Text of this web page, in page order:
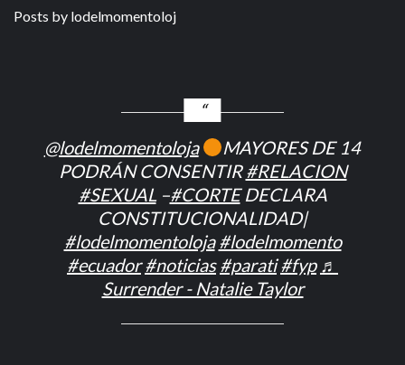
Posts by lodelmomentoloj
@lodelmomentoloja
MAYORES DE 14
PODRÁN CONSENTIR#RELACION
#SEXUAL–#CORTEDECLARA
CONSTITUCIONALIDAD|
#lodelmomentoloja #lodelmomento
#ecuador #noticias #parati #fyp ♬
Surrender - Natalie Taylor